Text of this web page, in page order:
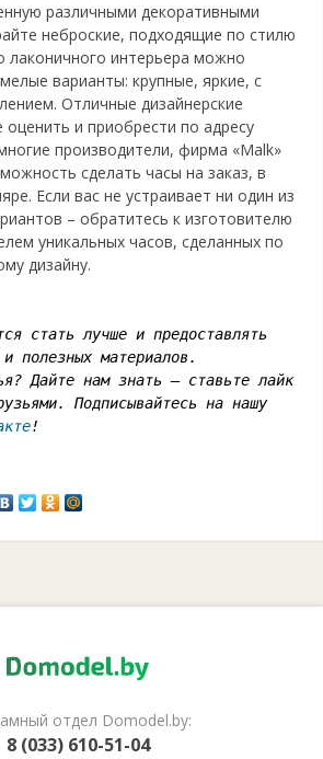
различными декоративными
неброские, подходящие по стилю
лаконичного интерьера можно
варианты: крупные, яркие, с
Отличные дизайнерские
и приобрести по адресу
производители, фирма «Malk»
сделать часы на заказ, в
Если вас не устраивает ни один из
– обратитесь к изготовителю
уникальных часов, сделанных по
дизайну.
стать лучше и предоставлять
полезных материалов.
Дайте нам знать – ставьте лайк
Подписывайтесь на нашу
!
отдел Domodel.by:
8 (033) 610-51-04